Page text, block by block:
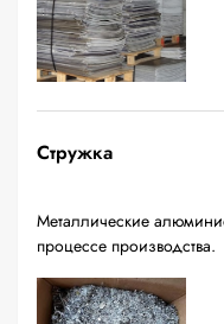
Стружка
Металлические
процессе производства.